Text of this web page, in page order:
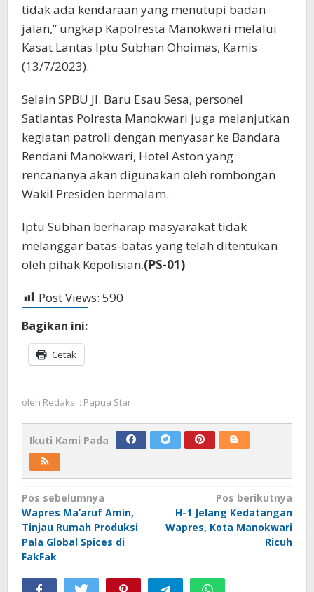
tidak ada kendaraan yang menutupi badan
jalan,” ungkap Kapolresta Manokwari melalui
Kasat Lantas Iptu Subhan Ohoimas, Kamis
(13/7/2023).
Selain SPBU Jl. Baru Esau Sesa, personel
Satlantas Polresta Manokwari juga melanjutkan
kegiatan patroli dengan menyasar ke Bandara
Rendani Manokwari, Hotel Aston yang
rencananya akan digunakan oleh rombongan
Wakil Presiden bermalam.
Iptu Subhan berharap masyarakat tidak
melanggar batas-batas yang telah ditentukan
oleh pihak Kepolisian.(PS-01)
Post Views: 590
Bagikan ini:
Cetak
oleh Redaksi : Papua Star
Ikuti Kami Pada
Navigasi
pos
Pos sebelumnya
Wapres Ma’aruf Amin,
Tinjau Rumah Produksi
Pala Global Spices di
FakFak
Pos berikutnya
H-1 Jelang Kedatangan
Wapres, Kota Manokwari
Ricuh